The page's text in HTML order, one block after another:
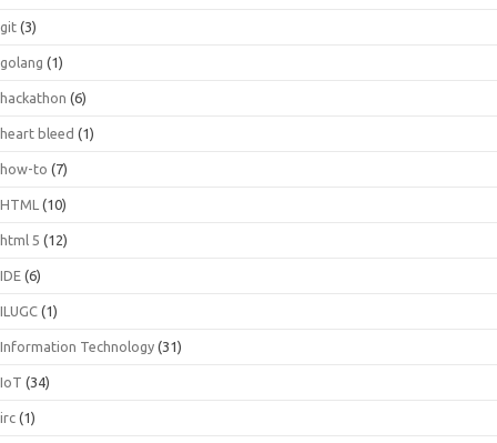
git (3)
golang (1)
hackathon (6)
heart bleed (1)
how-to (7)
HTML (10)
html 5 (12)
IDE (6)
ILUGC (1)
Information Technology (31)
IoT (34)
irc (1)